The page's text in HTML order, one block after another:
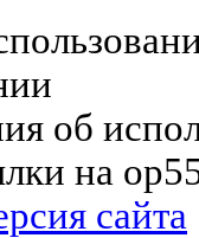
об
на
сайта